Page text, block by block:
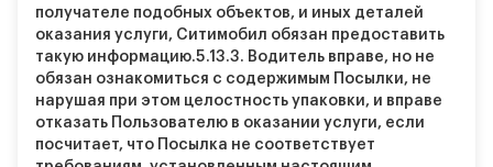
получателе подобных объектов, и иных деталей
оказания услуги, Ситимобил обязан предоставить
такую информацию.5.13.3. Водитель вправе, но не
обязан ознакомиться с содержимым Посылки, не
нарушая при этом целостность упаковки, и вправе
отказать Пользователю в оказании услуги, если
посчитает, что Посылка не соответствует